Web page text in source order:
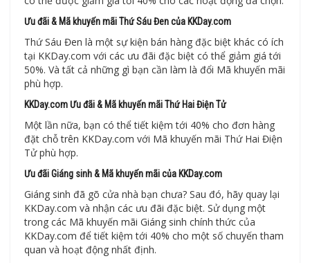
Ưu đãi & Mã khuyến mãi Thứ Sáu Đen của KKDay.com
Thứ Sáu Đen là một sự kiện bán hàng đặc biệt khác có ích
tại KKDay.com với các ưu đãi đặc biệt có thể giảm giá tới
50%. Và tất cả những gì bạn cần làm là đổi Mã khuyến mãi
phù hợp.
KKDay.com Ưu đãi & Mã khuyến mãi Thứ Hai Điện Tử
Một lần nữa, bạn có thể tiết kiệm tới 40% cho đơn hàng
đặt chỗ trên KKDay.com với Mã khuyến mãi Thứ Hai Điện
Tử phù hợp.
Ưu đãi Giáng sinh & Mã khuyến mãi của KKDay.com
Giáng sinh đã gõ cửa nhà bạn chưa? Sau đó, hãy quay lại
KKDay.com và nhận các ưu đãi đặc biệt. Sử dụng một
trong các Mã khuyến mãi Giáng sinh chính thức của
KKDay.com để tiết kiệm tới 40% cho một số chuyến tham
quan và hoạt động nhất định.